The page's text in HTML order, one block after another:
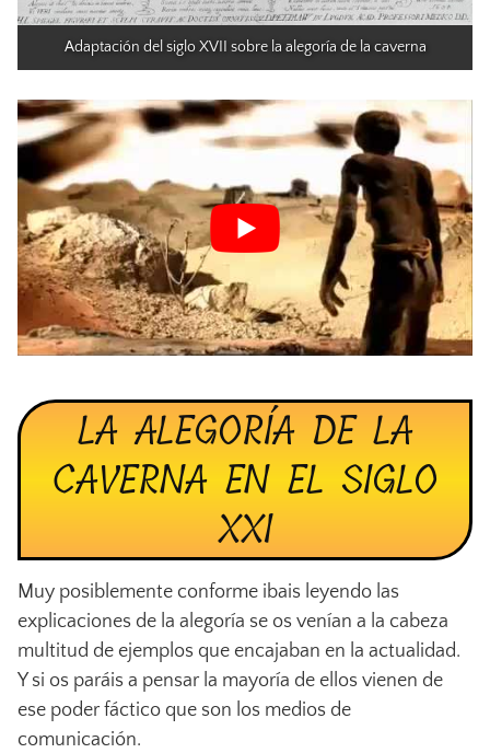
Adaptación del siglo XVII sobre la alegoría de la caverna
LA ALEGORÍA DE LA
CAVERNA EN EL SIGLO
XXI
Muy posiblemente conforme ibais leyendo las
explicaciones de la alegoría se os venían a la cabeza
multitud de ejemplos que encajaban en la actualidad.
Y si os paráis a pensar la mayoría de ellos vienen de
ese poder fáctico que son los medios de
comunicación.